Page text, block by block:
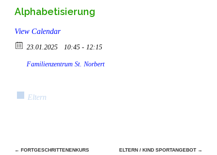
Alphabetisierung
View Calendar
23.01.2025 10:45 - 12:15
Familienzentrum St. Norbert
Eltern
Beitragsnavigation
← FORTGESCHRITTENENKURS ELTERN / KIND SPORTANGEBOT →